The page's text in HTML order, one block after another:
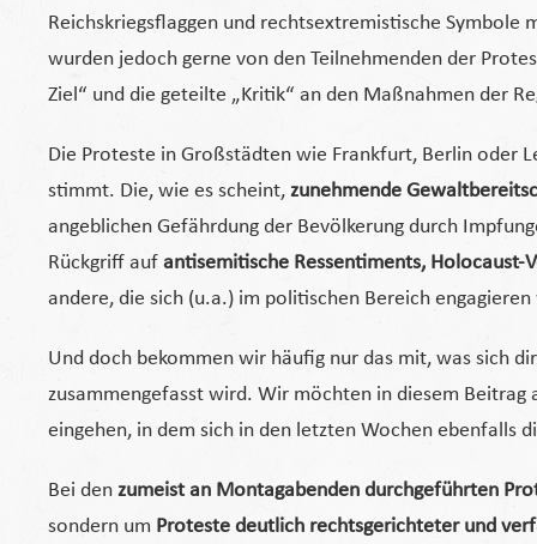
Reichskriegsflaggen und rechtsextremistische
wurden jedoch gerne von den Teilnehmenden der
Ziel“ und die geteilte „Kritik“ an den Maßnahmen der
Die Proteste in Großstädten wie Frankfurt, Berlin oder
stimmt. Die, wie es scheint, zunehmende
angeblichen Gefährdung der Bevölkerung durch
Rückgriff auf antisemitische Ressentiments, Holocaust-
andere, die sich (u.a.) im politischen Bereich
Und doch bekommen wir häufig nur das mit, was sich
zusammengefasst wird. Wir möchten in diesem Beitrag
eingehen, in dem sich in den letzten Wochen ebenfalls
Bei den zumeist an Montagabenden durchgeführten
sondern um Proteste deutlich rechtsgerichteter und